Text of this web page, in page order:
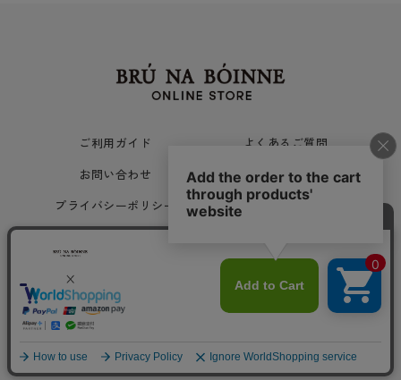
ご利用ガイド
よくあるご質問
お問い合わせ
ご利用規約
プライバシーポリシー
会社概要